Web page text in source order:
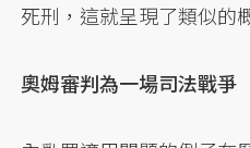
死刑，這就呈現了類似的
奧姆審判為一場司法戰爭